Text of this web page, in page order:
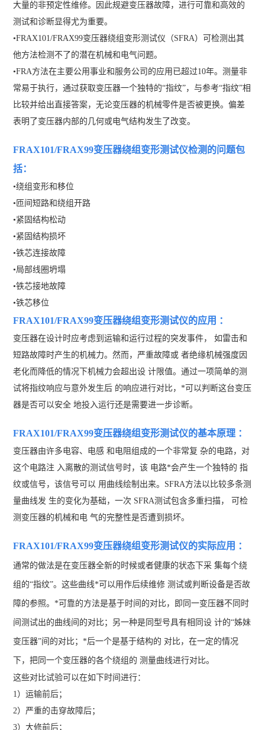
大量的非预定性维修。因此规避变压器故障，进行可靠和高效的
测试和诊断显得尤为重要。
•FRAX101/FRAX99变压器绕组变形测试仪（SFRA）可检测出其
他方法检测不了的潜在机械和电气问题。
•FRA方法在主要公用事业和服务公司的应用已超过10年。测量非
常易于执行，通过获取变压器一个独特的“指纹”，与参考“指纹”相
比较并给出直接答案，无论变压器的机械零件是否被更换。偏差
表明了变压器内部的几何或电气结构发生了改变。
FRAX101/FRAX99变压器绕组变形测试仪检测的问题包
括：
•绕组变形和移位
• 匝间短路和绕组开路
•紧固结构松动
•紧固结构损坏
•铁芯连接故障
•局部线圈坍塌
•铁芯接地故障
•铁芯移位
FRAX101/FRAX99变压器绕组变形测试仪的应用 ：
变压器在设计时应考虑到运输和运行过程的突发事件， 如雷击和
短路故障时产生的机械力。然而，严重故障或 者绝缘机械强度因
老化而降低的情况下机械力会超出设 计限值。通过一项简单的测
试将指纹响应与意外发生后 的响应进行对比，*可以判断这台变压
器是否可以安全 地投入运行还是需要进一步诊断。
FRAX101/FRAX99变压器绕组变形测试仪的基本原理 ：
变压器由许多电容、电感 和电阻组成的一个非常复 杂的电路，对
这个电路注 入离散的测试信号时，该 电路*会产生一个独特的 指
纹或信号，该信号可以 用曲线绘制出来。SFRA方法以比较多条测
量曲线发 生的变化为基础，一次 SFRA测试包含多重扫描， 可检
测变压器的机械和电 气的完整性是否遭到损坏。
FRAX101/FRAX99变压器绕组变形测试仪的实际应用 ：
通常的做法是在变压器全新的时候或者健康的状态下采 集每个绕
组的“指纹”。这些曲线*可以用作后续维修 测试或判断设备是否故
障的参照。*可靠的方法是基于时间的对比，即同一变压器不同时
间测试出的曲线间的对比；另一种是同型号具有相同设 计的“姊妹
变压器”间的对比；*后一个是基于结构的 对比，在一定的情况
下，把同一个变压器的各个绕组的 测量曲线进行对比。
这些对比试验可以在如下时间进行：
1）运输前后；
2）严重的击穿故障后；
3）大修前后；